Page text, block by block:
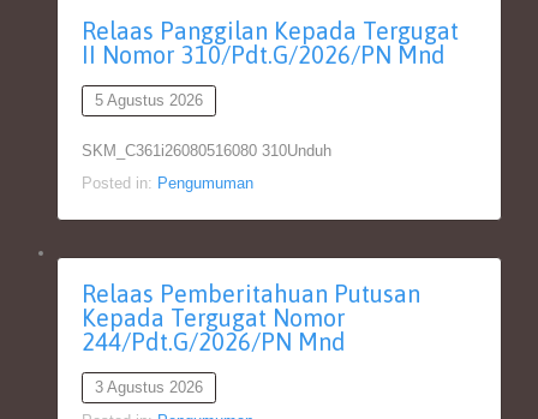
Relaas Panggilan Kepada Tergugat
II Nomor 310/Pdt.G/2026/PN Mnd
5 Agustus 2026
SKM_C361i26080516080 310Unduh
Posted in: Pengumuman
Relaas Pemberitahuan Putusan
Kepada Tergugat Nomor
244/Pdt.G/2026/PN Mnd
3 Agustus 2026